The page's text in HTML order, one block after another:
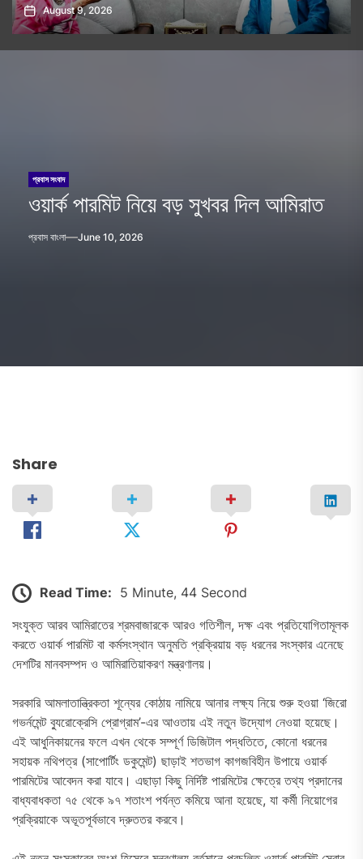
August 9, 2026
প্রবাস সংবাদ
ওয়ার্ক পারমিট নিয়ে বড় সুখবর দিল আমিরাত
প্রবাস বাংলা June 10, 2026
Share
Read Time: 5 Minute, 44 Second
সংযুক্ত আরব আমিরাতের শ্রমবাজারকে আরও গতিশীল, দক্ষ এবং প্রতিযোগিতামূলক
করতে ওয়ার্ক পারমিট বা কর্মসংস্থান অনুমতি প্রক্রিয়ায় বড় ধরনের সংস্কার এনেছে
দেশটির মানবসম্পদ ও আমিরাতিয়াকরণ মন্ত্রণালয়।
সরকারি আমলাতান্ত্রিকতা শূন্যের কোঠায় নামিয়ে আনার লক্ষ্য নিয়ে শুরু হওয়া ‘জিরো
গভর্নমেন্ট ব্যুরোক্রেসি প্রোগ্রাম’-এর আওতায় এই নতুন উদ্যোগ নেওয়া হয়েছে।
এই আধুনিকায়নের ফলে এখন থেকে সম্পূর্ণ ডিজিটাল পদ্ধতিতে, কোনো ধরনের
সহায়ক নথিপত্র (সাপোর্টিং ডকুমেন্ট) ছাড়াই শতভাগ কাগজবিহীন উপায়ে ওয়ার্ক
পারমিটের আবেদন করা যাবে। এছাড়া কিছু নির্দিষ্ট পারমিটের ক্ষেত্রে তথ্য প্রদানের
বাধ্যবাধকতা ৭৫ থেকে ৯৭ শতাংশ পর্যন্ত কমিয়ে আনা হয়েছে, যা কর্মী নিয়োগের
প্রক্রিয়াকে অভূতপূর্বভাবে দ্রুততর করবে।